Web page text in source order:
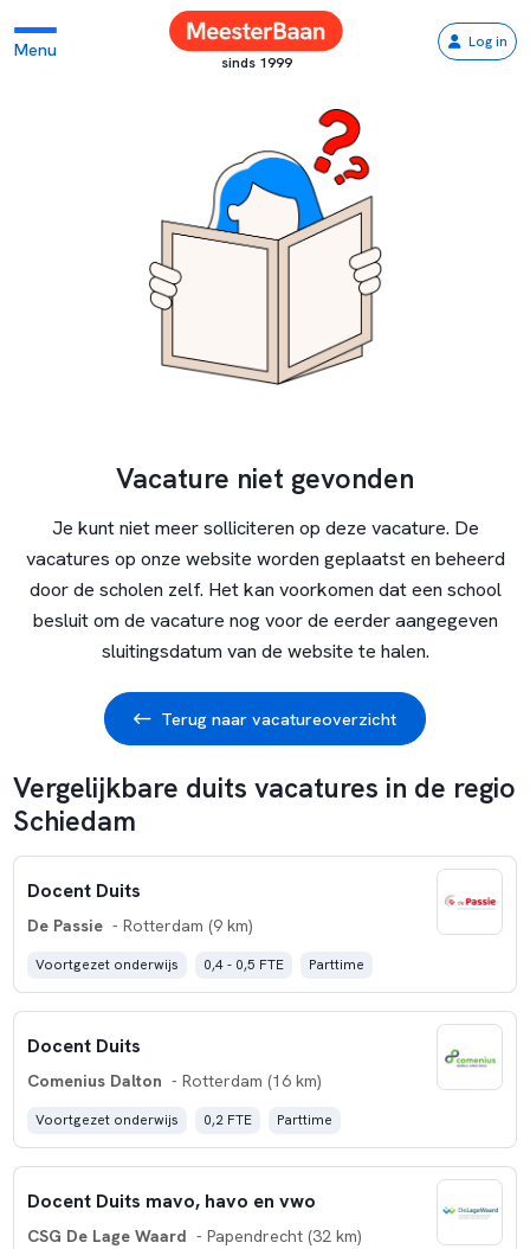
Menu
sinds 1999
Log in
Vacature niet gevonden
Je kunt niet meer solliciteren op deze vacature. De
vacatures op onze website worden geplaatst en beheerd
door de scholen zelf. Het kan voorkomen dat een school
besluit om de vacature nog voor de eerder aangegeven
sluitingsdatum van de website te halen.
Terug naar vacatureoverzicht
Vergelijkbare duits vacatures in de regio
Schiedam
Docent Duits
De Passie - Rotterdam (9 km)
Voortgezet onderwijs 0,4 - 0,5 FTE Parttime
Docent Duits
Comenius Dalton - Rotterdam (16 km)
Voortgezet onderwijs 0,2 FTE Parttime
Docent Duits mavo, havo en vwo
CSG De Lage Waard - Papendrecht (32 km)